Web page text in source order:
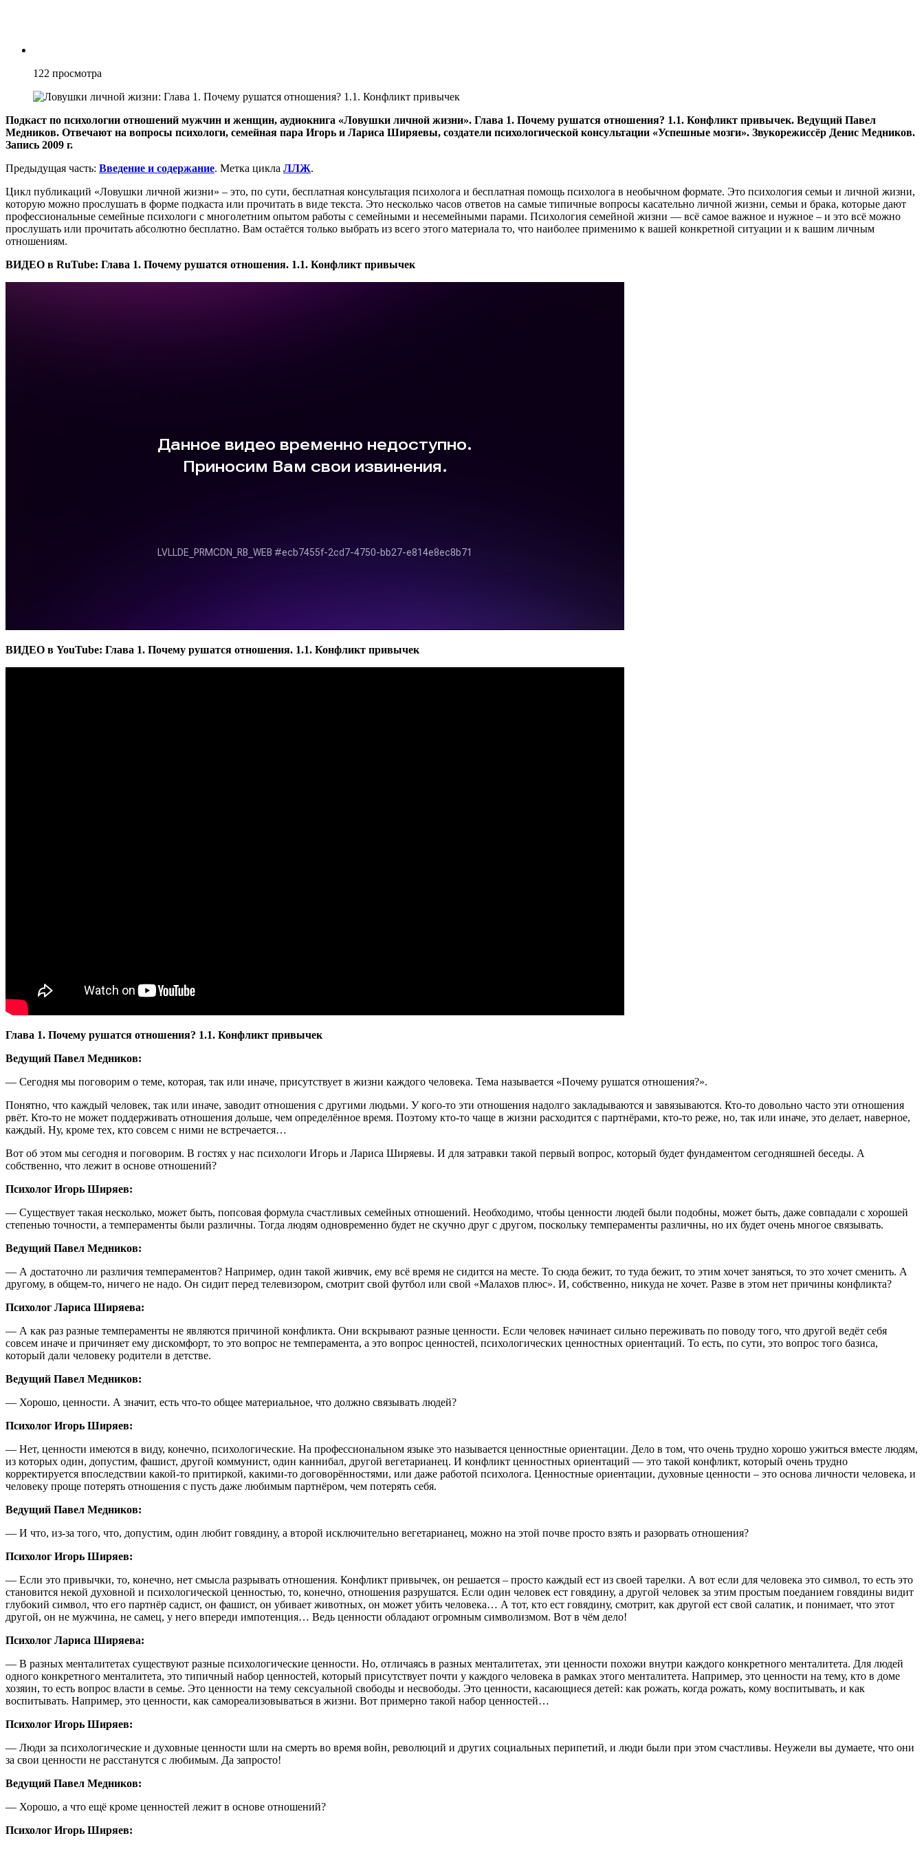
122 просмотра
Подкаст по психологии отношений мужчин и женщин, аудиокнига «Ловушки личной жизни». Глава 1. Почему рушатся отношения? 1.1. Конфликт привычек. Ведущий Павел
Медников. Отвечают на вопросы психологи, семейная пара Игорь и Лариса Ширяевы, создатели психологической консультации «Успешные мозги». Звукорежиссёр Денис Медников.
Запись 2009 г.
Предыдущая часть: Введение и содержание. Метка цикла ЛЛЖ.
Цикл публикаций «Ловушки личной жизни» – это, по сути, бесплатная консультация психолога и бесплатная помощь психолога в необычном формате. Это психология семьи и личной жизни,
которую можно прослушать в форме подкаста или прочитать в виде текста. Это несколько часов ответов на самые типичные вопросы касательно личной жизни, семьи и брака, которые дают
профессиональные семейные психологи с многолетним опытом работы с семейными и несемейными парами. Психология семейной жизни — всё самое важное и нужное – и это всё можно
прослушать или прочитать абсолютно бесплатно. Вам остаётся только выбрать из всего этого материала то, что наиболее применимо к вашей конкретной ситуации и к вашим личным
отношениям.
ВИДЕО в RuTube: Глава 1. Почему рушатся отношения. 1.1. Конфликт привычек
ВИДЕО в YouTube: Глава 1. Почему рушатся отношения. 1.1. Конфликт привычек
Глава 1. Почему рушатся отношения? 1.1. Конфликт привычек
Ведущий Павел Медников:
— Сегодня мы поговорим о теме, которая, так или иначе, присутствует в жизни каждого человека. Тема называется «Почему рушатся отношения?».
Понятно, что каждый человек, так или иначе, заводит отношения с другими людьми. У кого-то эти отношения надолго закладываются и завязываются. Кто-то довольно часто эти отношения
рвёт. Кто-то не может поддерживать отношения дольше, чем определённое время. Поэтому кто-то чаще в жизни расходится с партнёрами, кто-то реже, но, так или иначе, это делает, наверное,
каждый. Ну, кроме тех, кто совсем с ними не встречается…
Вот об этом мы сегодня и поговорим. В гостях у нас психологи Игорь и Лариса Ширяевы. И для затравки такой первый вопрос, который будет фундаментом сегодняшней беседы. А
собственно, что лежит в основе отношений?
Психолог Игорь Ширяев:
— Существует такая несколько, может быть, попсовая формула счастливых семейных отношений. Необходимо, чтобы ценности людей были подобны, может быть, даже совпадали с хорошей
степенью точности, а темпераменты были различны. Тогда людям одновременно будет не скучно друг с другом, поскольку темпераменты различны, но их будет очень многое связывать.
Ведущий Павел Медников:
— А достаточно ли различия темпераментов? Например, один такой живчик, ему всё время не сидится на месте. То сюда бежит, то туда бежит, то этим хочет заняться, то это хочет сменить. А
другому, в общем-то, ничего не надо. Он сидит перед телевизором, смотрит свой футбол или свой «Малахов плюс». И, собственно, никуда не хочет. Разве в этом нет причины конфликта?
Психолог Лариса Ширяева:
— А как раз разные темпераменты не являются причиной конфликта. Они вскрывают разные ценности. Если человек начинает сильно переживать по поводу того, что другой ведёт себя
совсем иначе и причиняет ему дискомфорт, то это вопрос не темперамента, а это вопрос ценностей, психологических ценностных ориентаций. То есть, по сути, это вопрос того базиса,
который дали человеку родители в детстве.
Ведущий Павел Медников:
— Хорошо, ценности. А значит, есть что-то общее материальное, что должно связывать людей?
Психолог Игорь Ширяев:
— Нет, ценности имеются в виду, конечно, психологические. На профессиональном языке это называется ценностные ориентации. Дело в том, что очень трудно хорошо ужиться вместе людям,
из которых один, допустим, фашист, другой коммунист, один каннибал, другой вегетарианец. И конфликт ценностных ориентаций — это такой конфликт, который очень трудно
корректируется впоследствии какой-то притиркой, какими-то договорённостями, или даже работой психолога. Ценностные ориентации, духовные ценности – это основа личности человека, и
человеку проще потерять отношения с пусть даже любимым партнёром, чем потерять себя.
Ведущий Павел Медников:
— И что, из-за того, что, допустим, один любит говядину, а второй исключительно вегетарианец, можно на этой почве просто взять и разорвать отношения?
Психолог Игорь Ширяев:
— Если это привычки, то, конечно, нет смысла разрывать отношения. Конфликт привычек, он решается – просто каждый ест из своей тарелки. А вот если для человека это символ, то есть это
становится некой духовной и психологической ценностью, то, конечно, отношения разрушатся. Если один человек ест говядину, а другой человек за этим простым поеданием говядины видит
глубокий символ, что его партнёр садист, он фашист, он убивает животных, он может убить человека… А тот, кто ест говядину, смотрит, как другой ест свой салатик, и понимает, что этот
другой, он не мужчина, не самец, у него впереди импотенция… Ведь ценности обладают огромным символизмом. Вот в чём дело!
Психолог Лариса Ширяева:
— В разных менталитетах существуют разные психологические ценности. Но, отличаясь в разных менталитетах, эти ценности похожи внутри каждого конкретного менталитета. Для людей
одного конкретного менталитета, это типичный набор ценностей, который присутствует почти у каждого человека в рамках этого менталитета. Например, это ценности на тему, кто в доме
хозяин, то есть вопрос власти в семье. Это ценности на тему сексуальной свободы и несвободы. Это ценности, касающиеся детей: как рожать, когда рожать, кому воспитывать, и как
воспитывать. Например, это ценности, как самореализовываться в жизни. Вот примерно такой набор ценностей…
Психолог Игорь Ширяев:
— Люди за психологические и духовные ценности шли на смерть во время войн, революций и других социальных перипетий, и люди были при этом счастливы. Неужели вы думаете, что они
за свои ценности не расстанутся с любимым. Да запросто!
Ведущий Павел Медников:
— Хорошо, а что ещё кроме ценностей лежит в основе отношений?
Психолог Игорь Ширяев: